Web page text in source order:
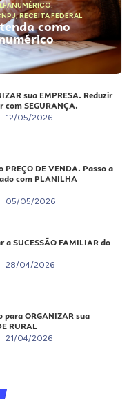
,
,RECEITA FEDERAL
como
sua EMPRESA. Reduzir
com SEGURANÇA.
12/05/2026
PREÇO DE VENDA. Passo a
com PLANILHA
05/05/2026
a SUCESSÃO FAMILIAR do
28/04/2026
para ORGANIZAR sua
RURAL
21/04/2026